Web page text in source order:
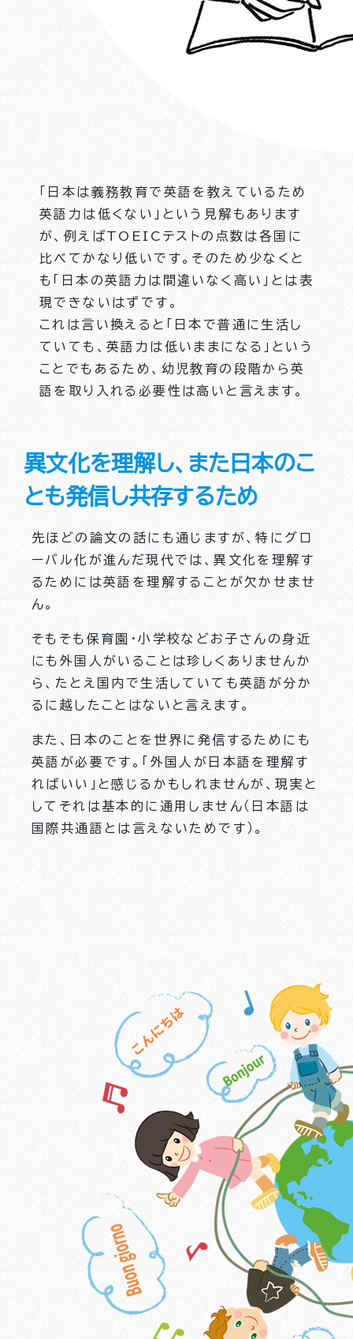
「日本は義務教育で英語を教えているため
英語力は低くない」という見解もあります
が、例えばTOEICテストの点数は各国に
比べてかなり低いです。そのため少なくと
も「日本の英語力は間違いなく高い」とは表
現できないはずです。
これは言い換えると「日本で普通に生活し
ていても、英語力は低いままになる」という
ことでもあるため、幼児教育の段階から英
語を取り入れる必要性は高いと言えます。
異文化を理解し、また日本のこ
とも発信し共存するため
先ほどの論文の話にも通じますが、特にグロ
ーバル化が進んだ現代では、異文化を理解す
るためには英語を理解することが欠かせませ
ん。
そもそも保育園・小学校などお子さんの身近
にも外国人がいることは珍しくありませんか
ら、たとえ国内で生活していても英語が分か
るに越したことはないと言えます。
また、日本のことを世界に発信するためにも
英語が必要です。「外国人が日本語を理解す
ればいい」と感じるかもしれませんが、現実と
してそれは基本的に通用しません（日本語は
国際共通語とは言えないためです）。